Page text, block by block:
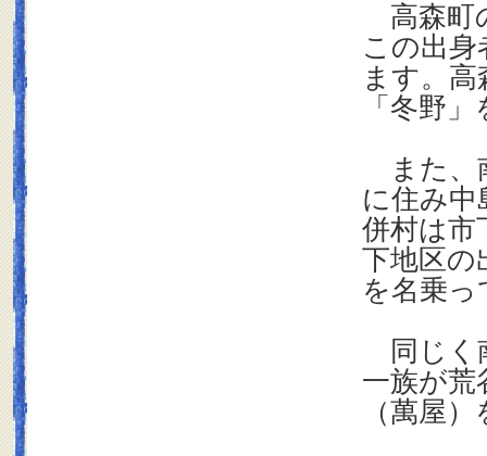
高森町
この出
ます。
「冬野
また、
に住み中
併村は市
下地区の
を名乗
同じく
一族が荒
（萬屋